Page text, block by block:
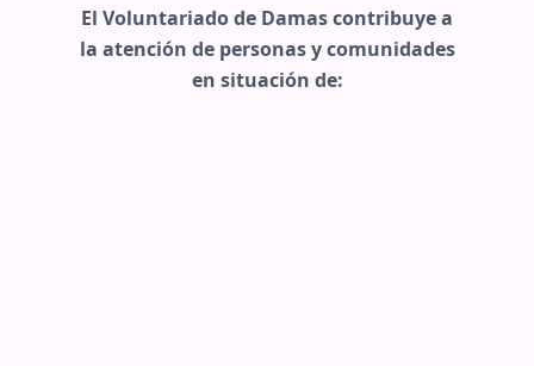
El Voluntariado de Damas contribuye a
la atención de personas y comunidades
en situación de: